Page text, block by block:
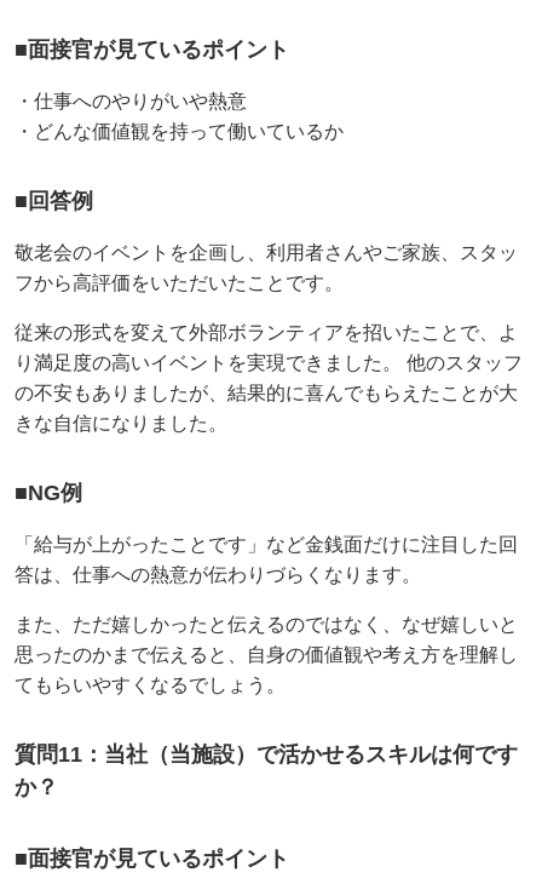
■面接官が見ているポイント
・仕事へのやりがいや熱意
・どんな価値観を持って働いているか
■回答例
敬老会のイベントを企画し、利用者さんやご家族、スタッ
フから高評価をいただいたことです。
従来の形式を変えて外部ボランティアを招いたことで、よ
り満足度の高いイベントを実現できました。 他のスタッフ
の不安もありましたが、結果的に喜んでもらえたことが大
きな自信になりました。
■NG例
「給与が上がったことです」など金銭面だけに注目した回
答は、仕事への熱意が伝わりづらくなります。
また、ただ嬉しかったと伝えるのではなく、なぜ嬉しいと
思ったのかまで伝えると、自身の価値観や考え方を理解し
てもらいやすくなるでしょう。
質問11：当社（当施設）で活かせるスキルは何です
か？
■面接官が見ているポイント